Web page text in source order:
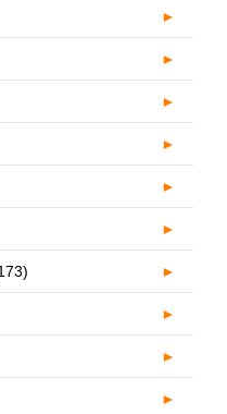
►
►
►
►
►
►
►
►
►
►